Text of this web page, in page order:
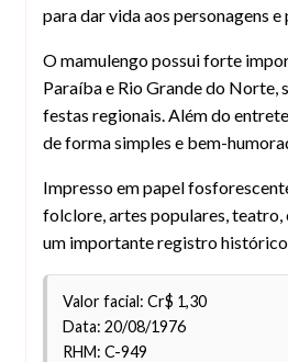
para dar vida aos personagens
O mamulengo possui forte
Paraíba e Rio Grande do Norte,
festas regionais. Além do
de forma simples e bem-
Impresso em papel
folclore, artes populares,
um importante registro
Valor facial: Cr$ 1,30
Data: 20/08/1976
RHM: C-949